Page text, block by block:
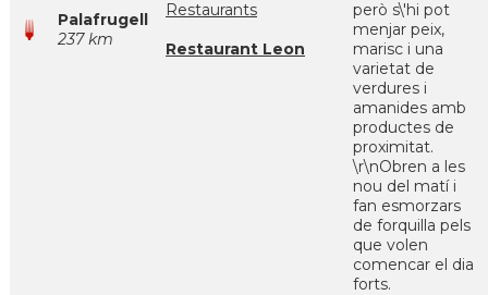
Palafrugell
237 km
Restaurants
Restaurant Leon
però s\'hi pot
menjar peix,
marisc i una
varietat de
verdures i
amanides amb
productes de
proximitat.
\r\nObren a les
nou del matí i
fan esmorzars
de forquilla pels
que volen
comencar el dia
forts.